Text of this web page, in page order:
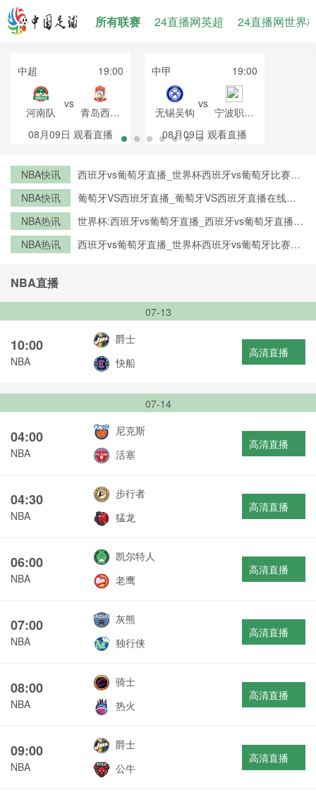
所有联赛 24直播网英超 24直播网世界
中超 19:00
河南队
vs
青岛西海
岸
08月09日 观看直播
中甲 19:00
无锡吴钩
vs
宁波职业
足球俱乐
部
08月09日 观看直播
NBA快讯
西班牙vs葡萄牙直播_世界杯西班牙vs葡萄牙比赛直
NBA快讯
葡萄牙VS西班牙直播_葡萄牙VS西班牙直播在线观
NBA热讯
世界杯:西班牙vs葡萄牙直播_西班牙vs葡萄牙直播免
清视频直播
NBA热讯
西班牙vs葡萄牙直播_世界杯西班牙vs葡萄牙比赛直
NBA直播
07-13
10:00
NBA
爵士
快船
高清直播
07-14
04:00
NBA
尼克斯
活塞
高清直播
04:30
NBA
步行者
猛龙
高清直播
06:00
NBA
凯尔特人
老鹰
高清直播
07:00
NBA
灰熊
独行侠
高清直播
08:00
NBA
骑士
热火
高清直播
09:00
NBA
爵士
公牛
高清直播